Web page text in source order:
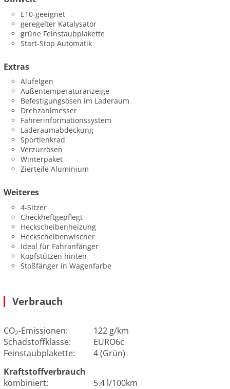
E10-geeignet
geregelter Katalysator
grüne Feinstaubplakette
Start-Stop Automatik
Extras
Alufelgen
Außentemperaturanzeige
Befestigungsösen im Laderaum
Drehzahlmesser
Fahrerinformationssystem
Laderaumabdeckung
Sportlenkrad
Verzurrösen
Winterpaket
Zierteile Aluminium
Weiteres
4-Sitzer
Checkheftgepflegt
Heckscheibenheizung
Heckscheibenwischer
Ideal für Fahranfänger
Kopfstützen hinten
Stoßfänger in Wagenfarbe
Verbrauch
CO2-Emissionen:
122 g/km
Schadstoffklasse:
EURO6c
Feinstaubplakette:
4 (Grün)
Kraftstoffverbrauch
kombiniert:
5.4 l/100km